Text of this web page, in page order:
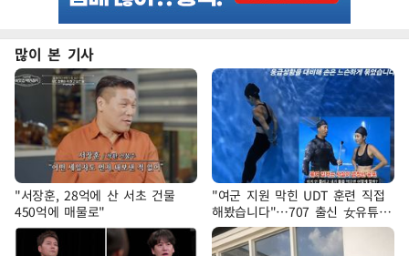
많이 본 기사
"서장훈, 28억에 산 서초 건물
450억에 매물로"
"여군 지원 막힌 UDT 훈련 직접
해봤습니다"…707 출신 女유튜버
'완벽 소화'